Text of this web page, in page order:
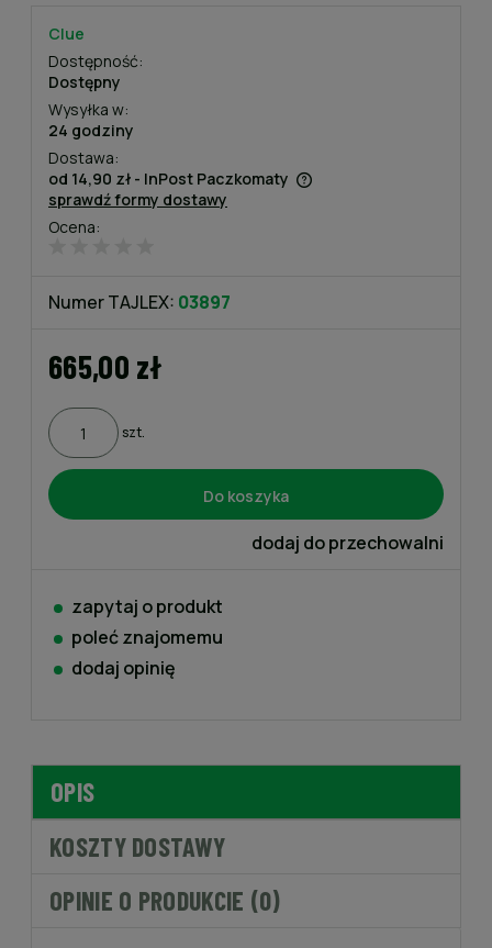
Ocena:
Clue
Dostępność:
Dostępny
Wysyłka w:
24 godziny
Dostawa:
od 14,90 zł - InPost Paczkomaty
Cena nie zawiera ewentualnych kosztów płatności
sprawdź formy dostawy
Numer TAJLEX: 03897
665,00 zł
szt.
Do koszyka
dodaj do przechowalni
zapytaj o produkt
poleć znajomemu
dodaj opinię
OPIS
KOSZTY DOSTAWY
OPINIE O PRODUKCIE (0)